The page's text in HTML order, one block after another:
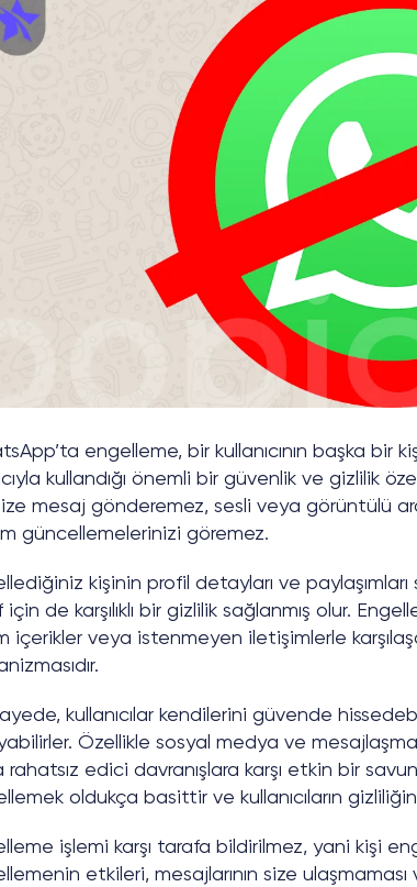
engelleme, bir kullanıcının başka bir
kullandığı önemli bir güvenlik ve gizlilik
mesaj gönderemez, sesli veya görüntülü
güncellemelerinizi göremez.
kişinin profil detayları ve
için de karşılıklı bir gizlilik sağlanmış olur.
içerikler veya istenmeyen iletişimlerle
kullanıcılar kendilerini güvende
Özellikle sosyal medya ve mesajlaşma
rahatsız edici davranışlara karşı etkin bir
oldukça basittir ve kullanıcıların
işlemi karşı tarafa bildirilmez, yani kişi
etkileri, mesajlarının size ulaşmaması